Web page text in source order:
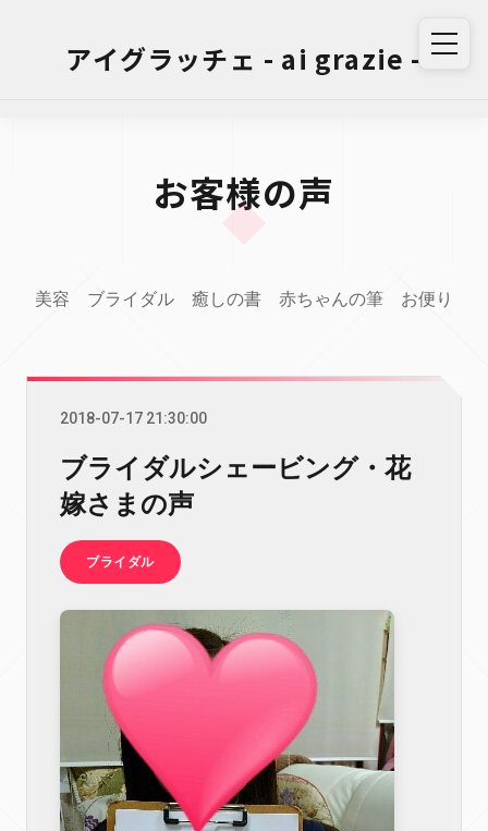
アイグラッチェ - ai grazie -
お客様の声
美容 ブライダル 癒しの書 赤ちゃんの筆 お便り
2018-07-17 21:30:00
ブライダルシェービング・花
嫁さまの声
ブライダル